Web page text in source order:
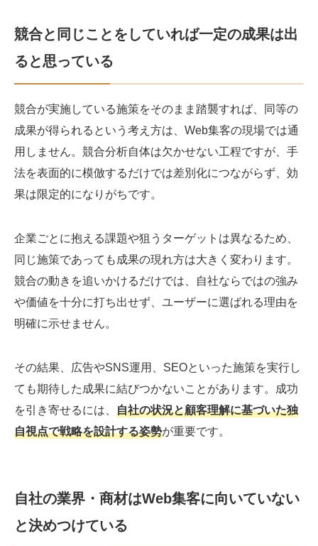
競合と同じことをしていれば一定の成果は出
ると思っている
競合が実施している施策をそのまま踏襲すれば、同等の
成果が得られるという考え方は、Web集客の現場では通
用しません。競合分析自体は欠かせない工程ですが、手
法を表面的に模倣するだけでは差別化につながらず、効
果は限定的になりがちです。
企業ごとに抱える課題や狙うターゲットは異なるため、
同じ施策であっても成果の現れ方は大きく変わります。
競合の動きを追いかけるだけでは、自社ならではの強み
や価値を十分に打ち出せず、ユーザーに選ばれる理由を
明確に示せません。
その結果、広告やSNS運用、SEOといった施策を実行し
ても期待した成果に結びつかないことがあります。成功
を引き寄せるには、 自社の状況と顧客理解に基づいた独
自視点で戦略を設計する姿勢が重要です。
自社の業界・商材はWeb集客に向いていない
と決めつけている